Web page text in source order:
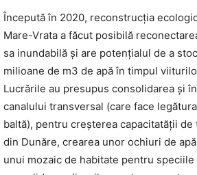
Începută în 2020, reconstrucția
Mare-Vrata a făcut posibilă
sa inundabilă și are potențialul de a
milioane de m3 de apă în timpul
Lucrările au presupus consolidarea și
canalului transversal (care face
baltă), pentru creșterea capacitatății de
din Dunăre, crearea unor ochiuri de
unui mozaic de habitate pentru speciile